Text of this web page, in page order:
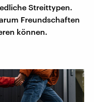
Streittypen.
Freundschaften
können.